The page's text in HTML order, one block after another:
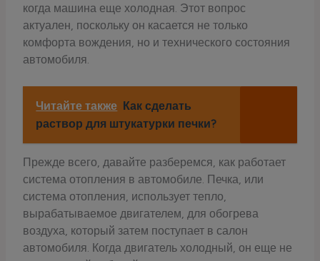
когда машина еще холодная. Этот вопрос
актуален, поскольку он касается не только
комфорта вождения, но и технического состояния
автомобиля.
Читайте также Как сделать
раствор для штукатурки печки?
Прежде всего, давайте разберемся, как работает
система отопления в автомобиле. Печка, или
система отопления, использует тепло,
вырабатываемое двигателем, для обогрева
воздуха, который затем поступает в салон
автомобиля. Когда двигатель холодный, он еще не